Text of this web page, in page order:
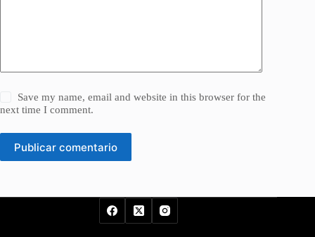
Save my name, email and website in this browser for the
next time I comment.
Publicar comentario